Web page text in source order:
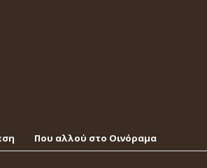
Που αλλού στο Οινόραμα